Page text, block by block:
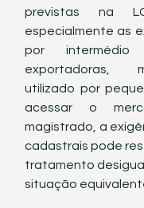
previstas na
especialmente as
por intermédio
exportadoras,
utilizado por
acessar o
magistrado, a
cadastrais pode
tratamento
situação